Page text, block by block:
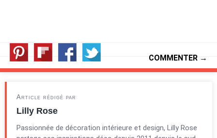
COMMENTER →
Article rédigé par
Lilly Rose
Passionnée de décoration intérieure et design, Lilly Rose